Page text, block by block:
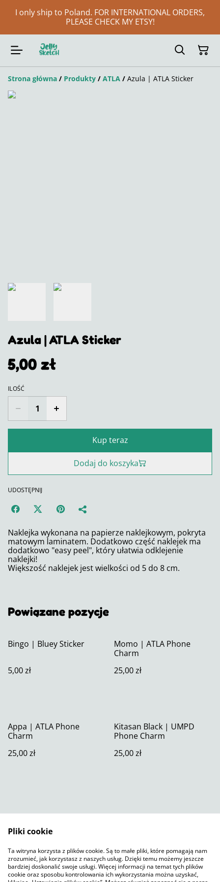
I only ship to Poland. FOR INTERNATIONAL ORDERS,
PLEASE CHECK MY ETSY!
Strona główna / Produkty / ATLA / Azula | ATLA Sticker
Azula | ATLA Sticker
5,00 zł
ILOŚĆ
Kup teraz
Dodaj do koszyka
UDOSTĘPNIJ
Naklejka wykonana na papierze naklejkowym, pokryta
matowym laminatem. Dodatkowo część naklejek ma
dodatkowo "easy peel", który ułatwia odklejenie
naklejki!
Większość naklejek jest wielkości od 5 do 8 cm.
Powiązane pozycje
Bingo | Bluey Sticker
5,00 zł
Momo | ATLA Phone
Charm
25,00 zł
Appa | ATLA Phone
Charm
25,00 zł
Kitasan Black | UMPD
Phone Charm
25,00 zł
Polityka prywatności
SumUp
Polityka plików cookie
Pliki cookie
Ta witryna korzysta z plików cookie. Są to małe pliki, które pomagają nam
zrozumieć, jak korzystasz z naszych usług. Dzięki temu możemy jeszcze
bardziej doskonalić swoje usługi. Więcej informacji na temat tych plików
cookie oraz sposobu kontrolowania ich wykorzystania można uzyskać,